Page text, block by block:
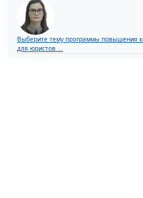
Выберите тему программы повышения
для юристов ...